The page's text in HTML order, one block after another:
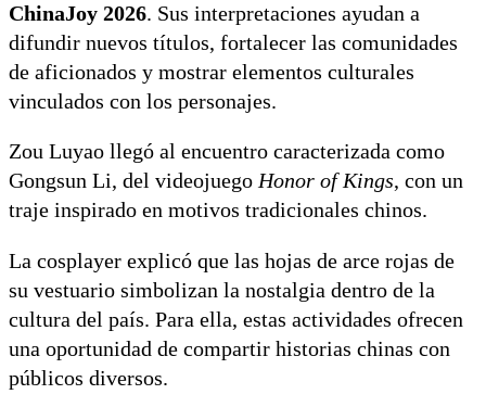
ChinaJoy 2026. Sus interpretaciones ayudan a
difundir nuevos títulos, fortalecer las comunidades
de aficionados y mostrar elementos culturales
vinculados con los personajes.
Zou Luyao llegó al encuentro caracterizada como
Gongsun Li, del videojuego Honor of Kings, con un
traje inspirado en motivos tradicionales chinos.
La cosplayer explicó que las hojas de arce rojas de
su vestuario simbolizan la nostalgia dentro de la
cultura del país. Para ella, estas actividades ofrecen
una oportunidad de compartir historias chinas con
públicos diversos.